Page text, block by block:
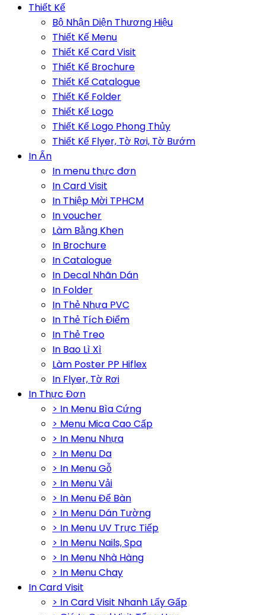
Thiết Kế
Bộ Nhận Diện Thương Hiệu
Thiết Kế Menu
Thiết Kế Card Visit
Thiết Kế Brochure
Thiết Kế Catalogue
Thiết Kế Folder
Thiết Kế Logo
Thiết Kế Logo Phong Thủy
Thiết Kế Flyer, Tờ Rơi, Tờ Bướm
In Ấn
In menu thực đơn
In Card Visit
In Thiệp Mời TPHCM
In voucher
Làm Bằng Khen
In Brochure
In Catalogue
In Decal Nhãn Dán
In Folder
In Thẻ Nhựa PVC
In Thẻ Tích Điểm
In Thẻ Treo
In Bao Lì Xì
Làm Poster PP Hiflex
In Flyer, Tờ Rơi
In Thực Đơn
> In Menu Bìa Cứng
> Menu Mica Cao Cấp
> In Menu Nhựa
> In Menu Da
> In Menu Gỗ
> In Menu Vải
> In Menu Để Bàn
> In Menu Dán Tường
> In Menu UV Trực Tiếp
> In Menu Nails, Spa
> In Menu Nhà Hàng
> In Menu Chay
In Card Visit
> In Card Visit Nhanh Lấy Gấp